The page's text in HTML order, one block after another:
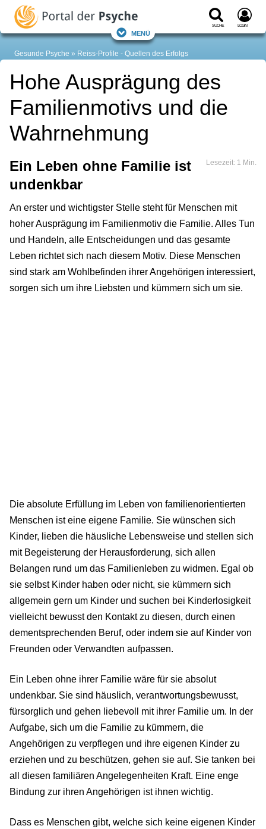
Suche Login
Menü
Gesunde Psyche Reiss-Profile - Quellen des Erfolgs
Hohe Ausprägung des
Familienmotivs und die
Wahrnehmung
Lesezeit: 1 Min.
Ein Leben ohne Familie ist
undenkbar
An erster und wichtigster Stelle steht für Menschen mit
hoher Ausprägung im Familienmotiv die Familie. Alles Tun
und Handeln, alle Entscheidungen und das gesamte
Leben richtet sich nach diesem Motiv. Diese Menschen
sind stark am Wohlbefinden ihrer Angehörigen interessiert,
sorgen sich um ihre Liebsten und kümmern sich um sie.
Die absolute Erfüllung im Leben von familienorientierten
Menschen ist eine eigene Familie. Sie wünschen sich
Kinder, lieben die häusliche Lebensweise und stellen sich
mit Begeisterung der Herausforderung, sich allen
Belangen rund um das Familienleben zu widmen. Egal ob
sie selbst Kinder haben oder nicht, sie kümmern sich
allgemein gern um Kinder und suchen bei Kinderlosigkeit
vielleicht bewusst den Kontakt zu diesen, durch einen
dementsprechenden Beruf, oder indem sie auf Kinder von
Freunden oder Verwandten aufpassen.
Ein Leben ohne ihrer Familie wäre für sie absolut
undenkbar. Sie sind häuslich, verantwortungsbewusst,
fürsorglich und gehen liebevoll mit ihrer Familie um. In der
Aufgabe, sich um die Familie zu kümmern, die
Angehörigen zu verpflegen und ihre eigenen Kinder zu
erziehen und zu beschützen, gehen sie auf. Sie tanken bei
all diesen familiären Angelegenheiten Kraft. Eine enge
Bindung zur ihren Angehörigen ist ihnen wichtig.
Dass es Menschen gibt, welche sich keine eigenen Kinder